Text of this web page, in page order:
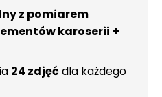
z pomiarem
karoserii +
24 zdjęć dla każdego